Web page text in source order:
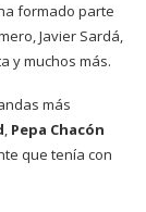
formado parte
Javier Sardá,
y muchos más.
más
, Pepa Chacón
que tenía con